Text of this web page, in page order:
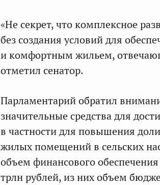
«Не секрет, что комплексное
без создания условий для
и комфортным жильем,
отметил сенатор.
Парламентарий обратил
значительные средства для
в частности для повышения
жилых помещений в сельских
объем финансового
трлн рублей, из них объем